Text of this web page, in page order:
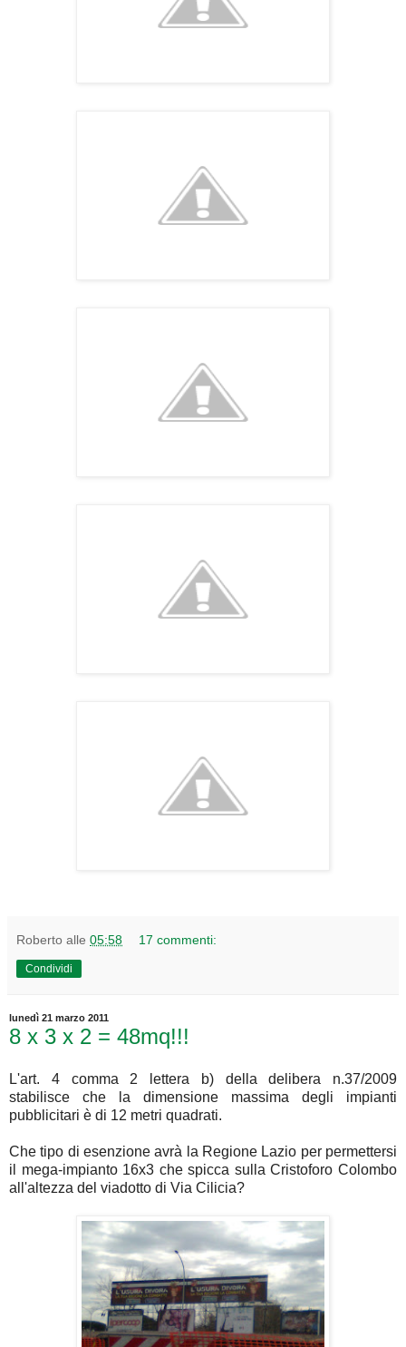
Roberto alle 05:58 17 commenti:
Condividi
lunedì 21 marzo 2011
8 x 3 x 2 = 48mq!!!
L'art. 4 comma 2 lettera b) della delibera n.37/2009
stabilisce che la dimensione massima degli impianti
pubblicitari è di 12 metri quadrati.
Che tipo di esenzione avrà la Regione Lazio per permettersi
il mega-impianto 16x3 che spicca sulla Cristoforo Colombo
all'altezza del viadotto di Via Cilicia?